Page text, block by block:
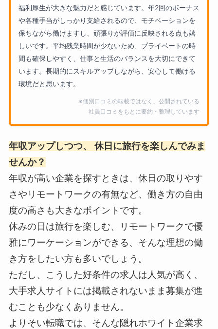
福利厚生が大きな魅力だと感じています。年2回のボーナス
や各種手当がしっかり支給されるので、モチベーションを
保ちながら働けますし、頑張りが評価に反映される点も嬉
しいです。平均残業時間が少ないため、プライベートの時
間も確保しやすく、仕事と生活のバランスを大切にできて
います。長期的にスキルアップしながら、安心して働ける
環境だと思います。
※個別口コミの転載ではなく、公開されている
社員口コミをもとに要約・整理しています
年収アップしつつ、 休日に旅行を楽しんでみま
せんか？
年収が高い企業を探すときは、休日の取りやす
さやリモートワークの有無など、働き方の自由
度の高さも大きなポイントです。
休みの日は旅行を楽しむ、リモートワークで優
雅にワーケーションができる、そんな理想の働
き方をしたい方も多いでしょう。
ただし、こうした好条件の求人は人気が高く、
大手求人サイトには掲載されないまま募集が進
むことも少なくありません。
よりそい転職では、そんな隠れホワイト企業求